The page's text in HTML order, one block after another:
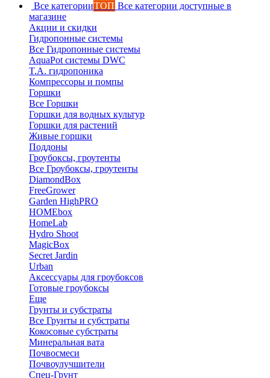
Все категорииТОП Все категории доступные в
магазине
Акции и скидки
Гидропонные системы
Все Гидропонные системы
AquaPot системы DWC
T.A. гидропоника
Компрессоры и помпы
Горшки
Все Горшки
Горшки для водных культур
Горшки для растений
Живые горшки
Поддоны
Гроубоксы, гроутенты
Все Гроубоксы, гроутенты
DiamondBox
FreeGrower
Garden HighPRO
HOMEbox
HomeLab
Hydro Shoot
MagicBox
Secret Jardin
Urban
Аксессуары для гроубоксов
Готовые гроубоксы
Еще
Грунты и субстраты
Все Грунты и субстраты
Кокосовые субстраты
Минеральная вата
Почвосмеси
Почвоулучшители
Спец-Грунт